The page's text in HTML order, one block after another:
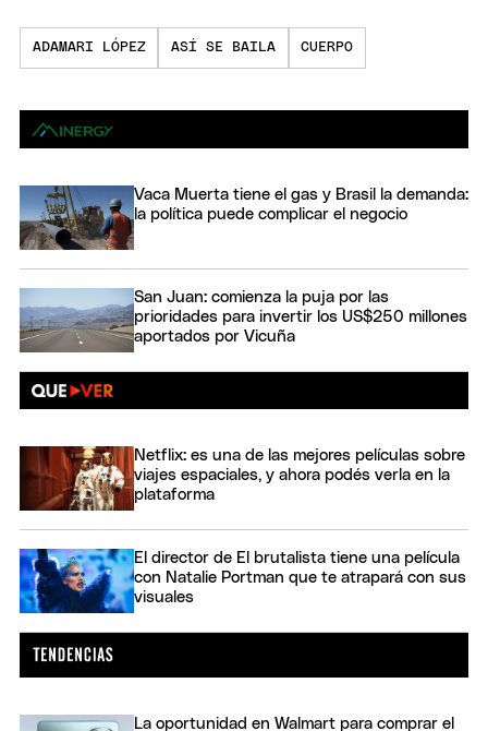
ADAMARI LÓPEZ ASÍ SE BAILA CUERPO
Vaca Muerta tiene el gas y Brasil la demanda:
la política puede complicar el negocio
San Juan: comienza la puja por las
prioridades para invertir los US$250 millones
aportados por Vicuña
Netflix: es una de las mejores películas sobre
viajes espaciales, y ahora podés verla en la
plataforma
El director de El brutalista tiene una película
con Natalie Portman que te atrapará con sus
visuales
La oportunidad en Walmart para comprar el